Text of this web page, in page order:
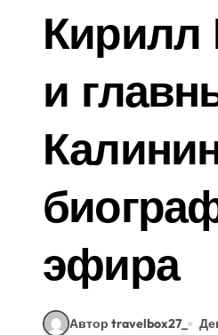
Кирилл
и
эфира
Автор travelbox27_